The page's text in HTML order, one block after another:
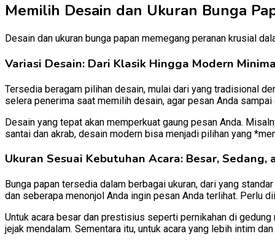
Memilih Desain dan Ukuran Bunga
Desain dan ukuran bunga papan memegang peranan krusial
Variasi Desain: Dari Klasik Hingga Modern
Tersedia beragam pilihan desain, mulai dari yang tradisional
selera penerima saat memilih desain, agar pesan Anda sampai
Desain yang tepat akan memperkuat gaung pesan Anda.
santai dan akrab, desain modern bisa menjadi pilihan yang
Ukuran Sesuai Kebutuhan Acara: Besar, Sedang,
Bunga papan tersedia dalam berbagai ukuran, dari yang
dan seberapa menonjol Anda ingin pesan Anda terlihat. Perlu
Untuk acara besar dan prestisius seperti pernikahan di
jejak mendalam. Sementara itu, untuk acara yang lebih intim